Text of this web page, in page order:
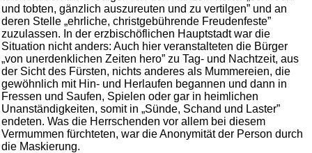
und tobten, gänzlich auszureuten und zu vertilgen” und an
deren Stelle „ehrliche, christgebührende Freudenfeste”
zuzulassen. In der erzbischöflichen Hauptstadt war die
Situation nicht anders: Auch hier veranstalteten die Bürger
„von unerdenklichen Zeiten hero” zu Tag- und Nachtzeit, aus
der Sicht des Fürsten, nichts anderes als Mummereien, die
gewöhnlich mit Hin- und Herlaufen begannen und dann in
Fressen und Saufen, Spielen oder gar in heimlichen
Unanständigkeiten, somit in „Sünde, Schand und Laster”
endeten. Was die Herrschenden vor allem bei diesem
Vermummen fürchteten, war die Anonymität der Person durch
die Maskierung.